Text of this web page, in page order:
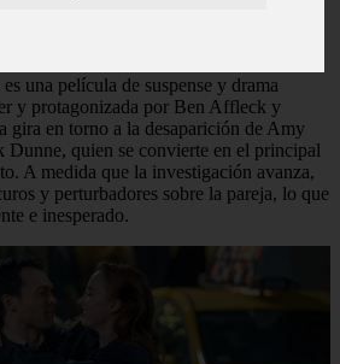
una película de suspense y drama
y protagonizada por Ben Affleck y
gira en torno a la desaparición de Amy
Dunne, quien se convierte en el principal
A medida que la investigación avanza,
y perturbadores sobre la pareja, lo que
e inesperado.